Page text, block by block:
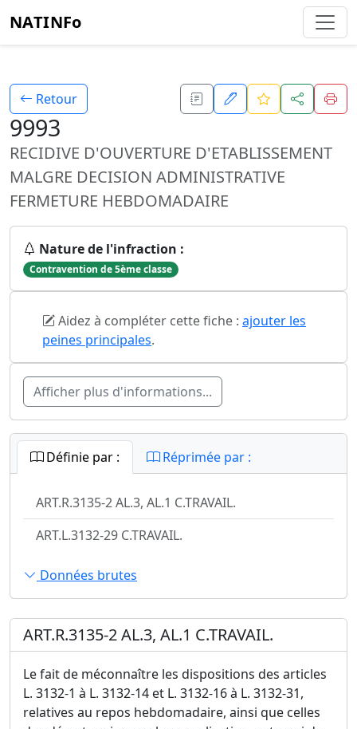
NATINFo
Retour
9993
RECIDIVE D'OUVERTURE D'ETABLISSEMENT
MALGRE DECISION ADMINISTRATIVE
FERMETURE HEBDOMADAIRE
Nature de l'infraction :
Contravention de 5ème classe
Aidez à compléter cette fiche : ajouter les
peines principales.
Afficher plus d'informations...
Définie par : Réprimée par :
ART.R.3135-2 AL.3, AL.1 C.TRAVAIL.
ART.L.3132-29 C.TRAVAIL.
Données brutes
ART.R.3135-2 AL.3, AL.1 C.TRAVAIL.
Le fait de méconnaître les dispositions des articles
L. 3132-1 à L. 3132-14 et L. 3132-16 à L. 3132-31,
relatives au repos hebdomadaire, ainsi que celles